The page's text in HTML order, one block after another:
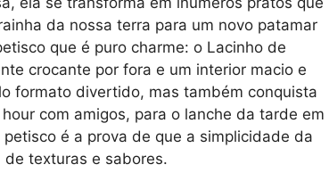
da nossa terra para um novo patamar
que é puro charme: o Lacinho de
crocante por fora e um interior macio e
formato divertido, mas também conquista
com amigos, para o lanche da tarde em
é a prova de que a simplicidade da
texturas e sabores.